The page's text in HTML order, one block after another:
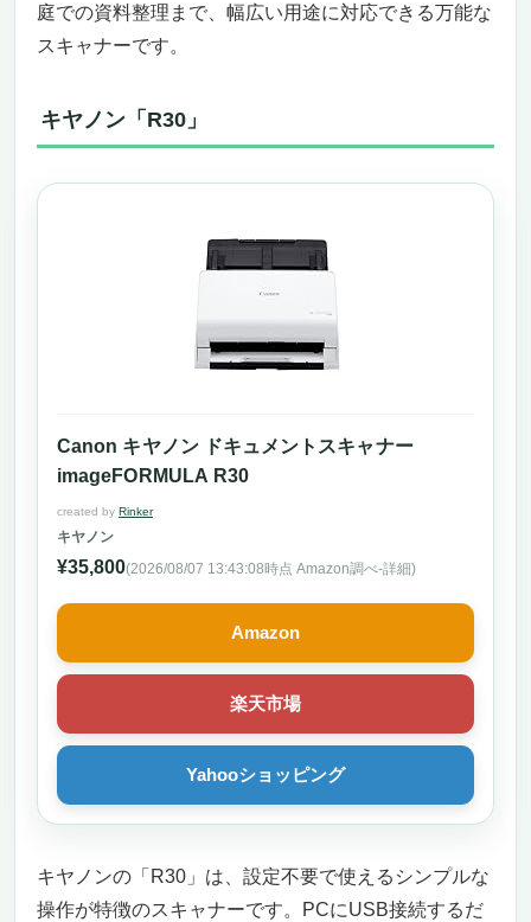
庭での資料整理まで、幅広い用途に対応できる万能な
スキャナーです。
キヤノン「R30」
Canon キヤノン ドキュメントスキャナー
imageFORMULA R30
created by Rinker
キヤノン
¥35,800(2026/08/07 13:43:08時点 Amazon調べ-詳細)
Amazon
楽天市場
Yahooショッピング
キヤノンの「R30」は、設定不要で使えるシンプルな
操作が特徴のスキャナーです。PCにUSB接続するだ